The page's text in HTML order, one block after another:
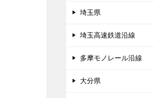
埼玉県
埼玉高速鉄道沿線
多摩モノレール沿線
大分県